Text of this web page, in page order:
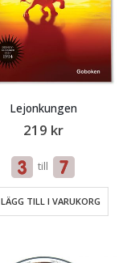
Lejonkungen
219 kr
till
LÄGG TILL I VARUKORG